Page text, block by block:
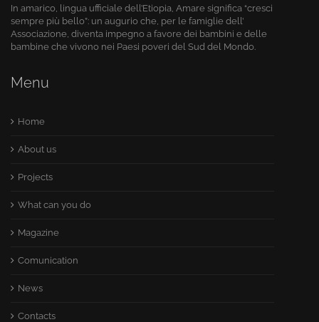
In amarico, lingua ufficiale dell’Etiopia, Amare significa “cresci
sempre più bello”: un augurio che, per le famiglie dell’
Associazione, diventa impegno a favore dei bambini e delle
bambine che vivono nei Paesi poveri del Sud del Mondo.
Menu
Home
About us
Projects
What can you do
Magazine
Comunication
News
Contacts